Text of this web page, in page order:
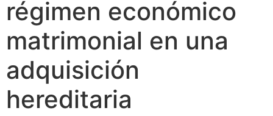
régimen económico
matrimonial en una
adquisición
hereditaria